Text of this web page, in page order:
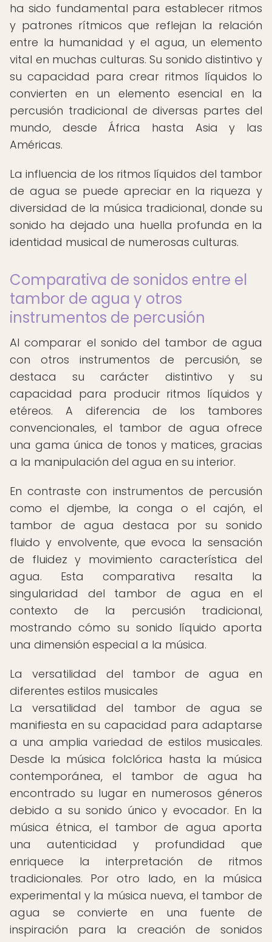
ha sido fundamental para establecer ritmos
y patrones rítmicos que reflejan la relación
entre la humanidad y el agua, un elemento
vital en muchas culturas. Su sonido distintivo y
su capacidad para crear ritmos líquidos lo
convierten en un elemento esencial en la
percusión tradicional de diversas partes del
mundo, desde África hasta Asia y las
Américas.
La influencia de los ritmos líquidos del tambor
de agua se puede apreciar en la riqueza y
diversidad de la música tradicional, donde su
sonido ha dejado una huella profunda en la
identidad musical de numerosas culturas.
Comparativa de sonidos entre el
tambor de agua y otros
instrumentos de percusión
Al comparar el sonido del tambor de agua
con otros instrumentos de percusión, se
destaca su carácter distintivo y su
capacidad para producir ritmos líquidos y
etéreos. A diferencia de los tambores
convencionales, el tambor de agua ofrece
una gama única de tonos y matices, gracias
a la manipulación del agua en su interior.
En contraste con instrumentos de percusión
como el djembe, la conga o el cajón, el
tambor de agua destaca por su sonido
fluido y envolvente, que evoca la sensación
de fluidez y movimiento característica del
agua. Esta comparativa resalta la
singularidad del tambor de agua en el
contexto de la percusión tradicional,
mostrando cómo su sonido líquido aporta
una dimensión especial a la música.
La versatilidad del tambor de agua en
diferentes estilos musicales
La versatilidad del tambor de agua se
manifiesta en su capacidad para adaptarse
a una amplia variedad de estilos musicales.
Desde la música folclórica hasta la música
contemporánea, el tambor de agua ha
encontrado su lugar en numerosos géneros
debido a su sonido único y evocador. En la
música étnica, el tambor de agua aporta
una autenticidad y profundidad que
enriquece la interpretación de ritmos
tradicionales. Por otro lado, en la música
experimental y la música nueva, el tambor de
agua se convierte en una fuente de
inspiración para la creación de sonidos